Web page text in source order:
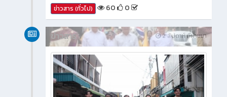
ข่าวสาร (ทั่วไป) 60 0
2 สัปดาห์ ที่ผ่านมา
ข่าวสาร